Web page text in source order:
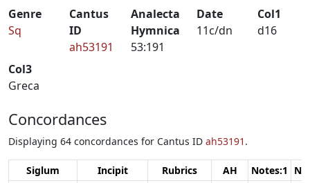
Genre
Sq
Cantus
ID
ah53191
Analecta
Hymnica
53:191
Date
11c/dn
Col1
d16
Col3
Greca
Concordances
Displaying 64 concordances for Cantus ID ah53191 .
Siglum Incipit Rubrics AH Notes:1